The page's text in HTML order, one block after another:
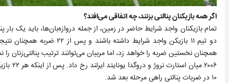
اگر همه بازیکنان پنالتی بزنند، چه اتفاقی می‌افتد؟
تمام بازیکنان واجد شرایط حاضر در زمین، از جمله دروازه‌بان‌ها، باید یک بار
دو تیم ۱۱ بازیکن واجد
همچنان نخستین ضربه را خواهد زد، اما مربیان می‌توانند ترتیب پنالتی‌زنان
۱۰ در ضربات پنالتی راهی مرحله بعد شد.